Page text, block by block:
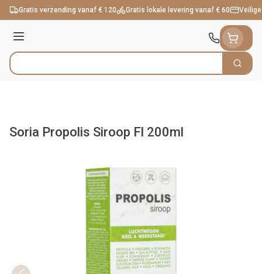
Ga naar de inhoud
Gratis verzending vanaf € 120 Gratis lokale levering vanaf € 60
Menu
Product, merk, categorie... Zoek
Soria Propolis Siroop Fl 200ml